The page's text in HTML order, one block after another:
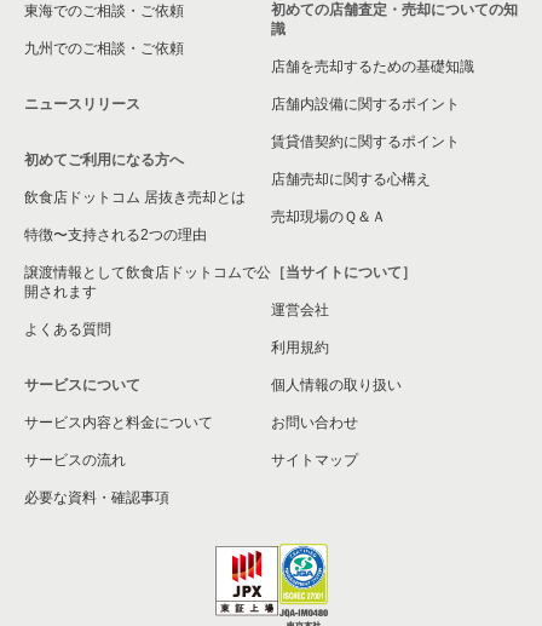
大阪府の洋食の居抜き売却物件の案件一覧
大阪府のその他の居抜き売却物件の案件一覧
東海でのご相談・ご依頼
九州でのご相談・ご依頼
ニュースリリース
初めてご利用になる方へ
飲食店ドットコム 居抜き売却とは
特徴〜支持される2つの理由
譲渡情報として飲食店ドットコムで公
開されます
よくある質問
サービスについて
サービス内容と料金について
サービスの流れ
必要な資料・確認事項
初めての店舗査定・売却についての知
識
店舗を売却するための基礎知識
店舗内設備に関するポイント
賃貸借契約に関するポイント
店舗売却に関する心構え
売却現場のＱ＆Ａ
［当サイトについて］
運営会社
利用規約
個人情報の取り扱い
お問い合わせ
サイトマップ